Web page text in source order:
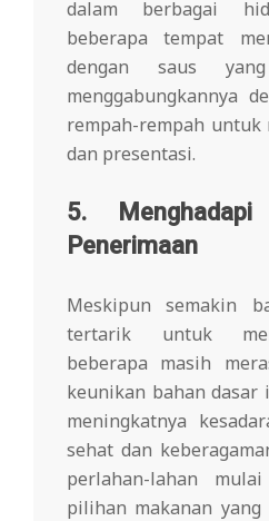
dalam berbagai
beberapa tempat
dengan saus
menggabungkannya
rempah-rempah untuk
dan presentasi.
5.
Penerimaan
Meskipun semakin
tertarik untuk
beberapa masih
keunikan bahan dasar
meningkatnya
sehat dan
perlahan-lahan
pilihan makanan yang